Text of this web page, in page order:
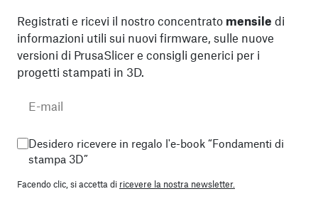
Registrati e ricevi il nostro concentrato mensile di
informazioni utili sui nuovi firmware, sulle nuove
versioni di PrusaSlicer e consigli generici per i
progetti stampati in 3D.
Desidero ricevere in regalo l'e-book “Fondamenti di
stampa 3D”
Facendo clic, si accetta di ricevere la nostra newsletter.